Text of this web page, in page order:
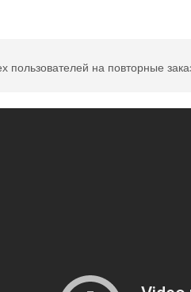
пользователей на повторные